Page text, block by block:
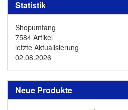
Statistik
Shopumfang
7584 Artikel
letzte Aktualisierung
02.08.2026
Neue Produkte